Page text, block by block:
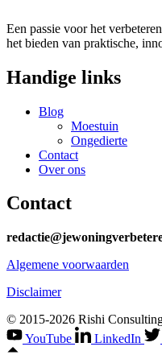
Een passie voor het
het bieden van praktische,
Handige links
Blog
Moestuin
Ongedierte
Contact
Over ons
Contact
Algemene voorwaarden
Disclaimer
© 2015-2026 Rishi
YouTube
LinkedIn